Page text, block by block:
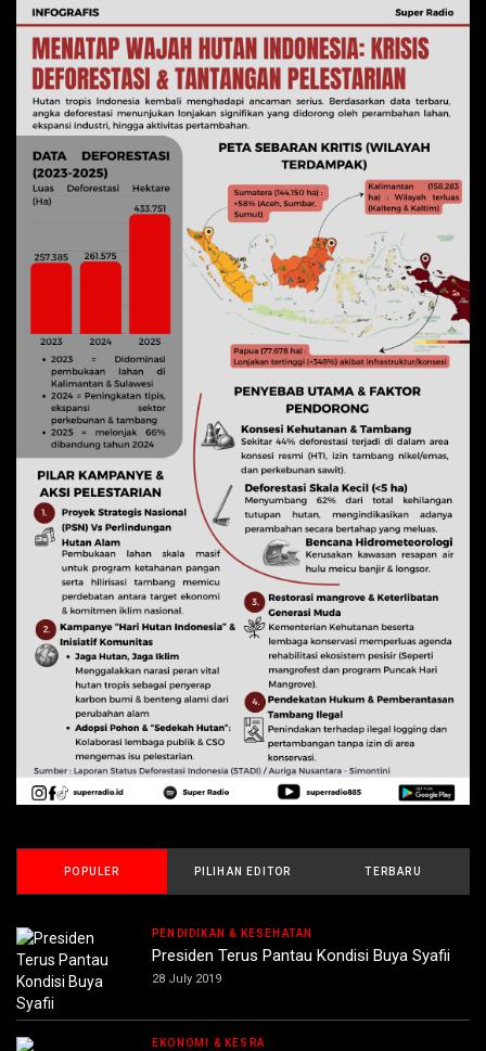
POPULER PILIHAN EDITOR TERBARU
PENDIDIKAN & KESEHATAN
Presiden Terus Pantau Kondisi Buya Syafii
28 July 2019
EKONOMI & KESRA